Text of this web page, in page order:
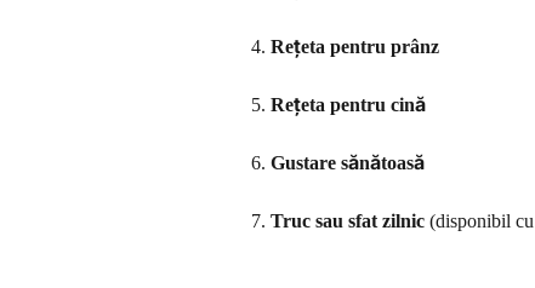
Rețeta pentru prânz
Rețeta pentru cină
Gustare sănătoasă
Truc sau sfat zilnic (disponibil